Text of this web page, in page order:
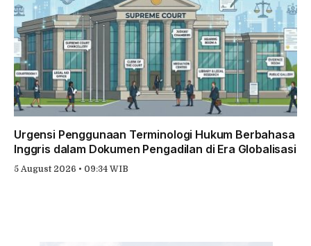
Urgensi Penggunaan Terminologi Hukum Berbahasa
Inggris dalam Dokumen Pengadilan di Era Globalisasi
5 August 2026 • 09:34 WIB